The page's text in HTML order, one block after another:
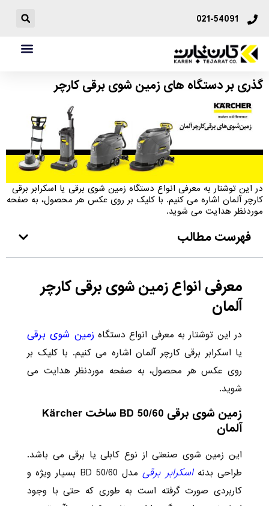
021-54091
گذری بر دستگاه های زمین شوی برقی کارچر
در این توشتار به معرفی انواع دستگاه زمین شوی برقی یا اسکرابر برقی
کارچر آلمان اشاره می کنیم. با کلیک بر روی عکس هر محصول، به صفحه
موردنظر هدایت می شوید.
فهرست مطالب
معرفی انواع زمین شوی برقی کارچر
آلمان
در این توشتار به معرفی انواع دستگاه زمین شوی برقی
یا اسکرابر برقی کارچر آلمان اشاره می کنیم. با کلیک بر
روی عکس هر محصول، به صفحه موردنظر هدایت می
شوید.
زمین شوی برقی BD 50/60 ساخت Kärcher
آلمان
این زمین شوی صنعتی از نوع کابلی یا برقی می باشد.
طراحی بدنهاسکرابر برقی
مدل BD 50/60 بسیار ویژه و
کاربردی صورت گرفته است به طوری که حتی با وجود